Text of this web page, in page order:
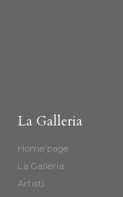
La Galleria
Home page
La Galleria
Artisti